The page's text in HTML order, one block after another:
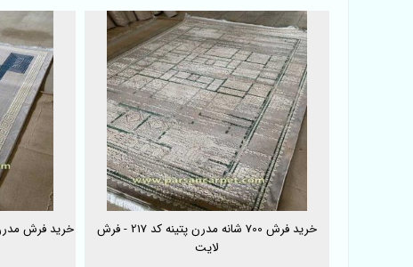
خرید فرش 700 شانه مدرن پتینه کد 217 - فرش
لایت